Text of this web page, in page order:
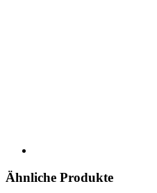
Ähnliche Produkte